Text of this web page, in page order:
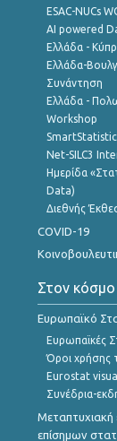
ESAC-NUCs
AI powered
Ελλάδα -
Ελλάδα-
Συνάντηση
Ελλάδα -
Workshop
Net-SILC3
Ημερίδα
Data)
Διεθνής
COVID-19
Στον κόσμο
Ευρωπαϊκό
Ευρωπαϊκές
Όροι χρήσης
Eurostat
Συνέδρια-
Μεταπτυχιακή
επίσημων